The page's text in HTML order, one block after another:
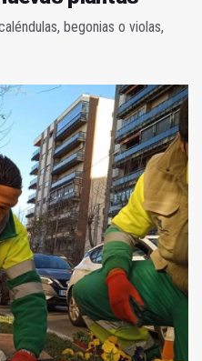
begonias o violas,